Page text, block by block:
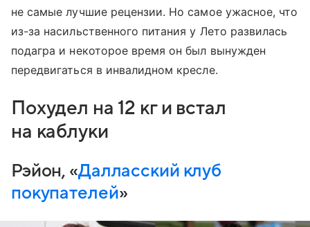
не самые лучшие рецензии. Но самое ужасное, что
из-за насильственного питания у Лето развилась
подагра и некоторое время он был вынужден
передвигаться в инвалидном кресле.
Похудел на 12 кг и встал
на каблуки
Рэйон, «Далласский клуб
покупателей»